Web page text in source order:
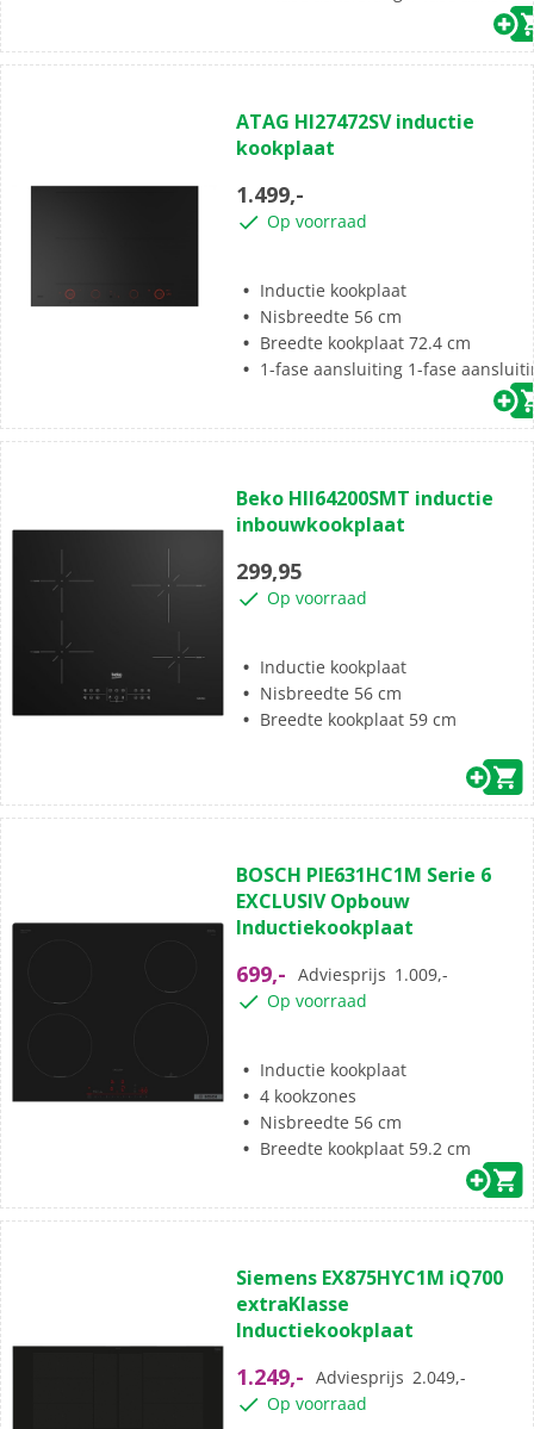
van
de
sterren.
ATAG HI27472SV inductie
kookplaat
1.499,-
Op voorraad
Inductie kookplaat
Nisbreedte 56 cm
Breedte kookplaat 72.4 cm
1-fase aansluiting 1-fase
van
de
sterren.
Beko HII64200SMT inductie
inbouwkookplaat
299,95
Op voorraad
Inductie kookplaat
Nisbreedte 56 cm
Breedte kookplaat 59 cm
van
de
5
9
beoordelingen
BOSCH PIE631HC1M Serie 6
EXCLUSIV Opbouw
Inductiekookplaat
699,- Adviesprijs 1.009,-
Op voorraad
Inductie kookplaat
4 kookzones
Nisbreedte 56 cm
Breedte kookplaat 59.2 cm
van
de
5
3
beoordelingen
Siemens EX875HYC1M iQ700
extraKlasse
Inductiekookplaat
1.249,- Adviesprijs 2.049,-
Op voorraad